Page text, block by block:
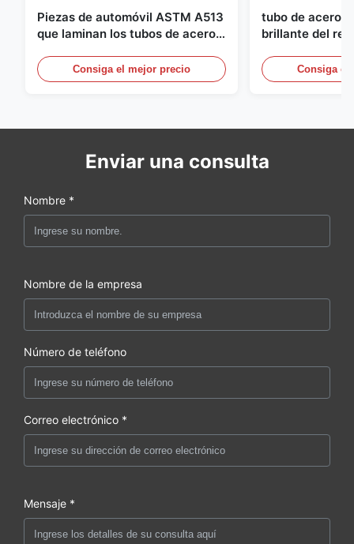
Piezas de automóvil ASTM A513
que laminan los tubos de acero
producción de los DOM
Consiga el mejor precio
tubo de acero
brillante del
sistemasConsiga el
Enviar una consulta
Nombre *
Nombre de la empresa
Número de teléfono
Correo electrónico *
Mensaje *